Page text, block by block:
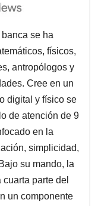
se ha
físicos,
antropólogos y
Cree en un
digital y físico se
de atención de 9
en la
simplicidad,
su mando, la
parte del
un componente